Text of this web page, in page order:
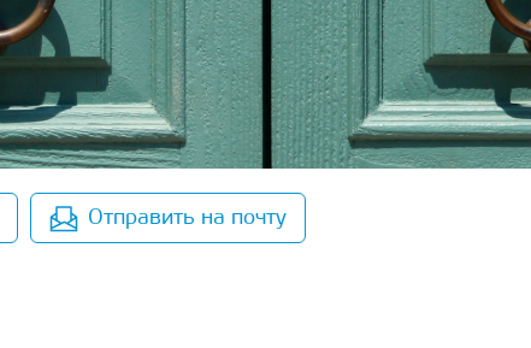
Отправить на почту